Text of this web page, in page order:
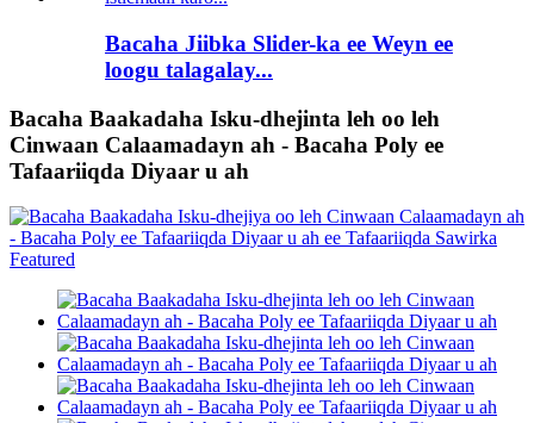
Bacaha Jiibka Slider-ka ee Weyn ee
loogu talagalay...
Bacaha Baakadaha Isku-dhejinta leh oo leh
Cinwaan Calaamadayn ah - Bacaha Poly ee
Tafaariiqda Diyaar u ah